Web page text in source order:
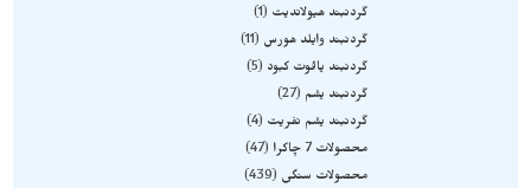
گردنبند هیولاندیت
1
گردنبند وایلد هورس
11
گردنبند یاقوت کبود
5
گردنبند یشم
27
گردنبند یشم نفریت
4
محصولات 7 چاکرا
47
محصولات سنگی
439